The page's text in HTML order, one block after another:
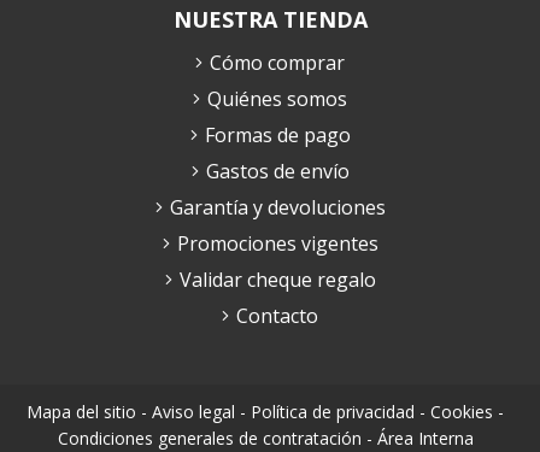
NUESTRA TIENDA
Cómo comprar
Quiénes somos
Formas de pago
Gastos de envío
Garantía y devoluciones
Promociones vigentes
Validar cheque regalo
Contacto
Mapa del sitio - Aviso legal - Política de privacidad - Cookies -
Condiciones generales de contratación - Área Interna